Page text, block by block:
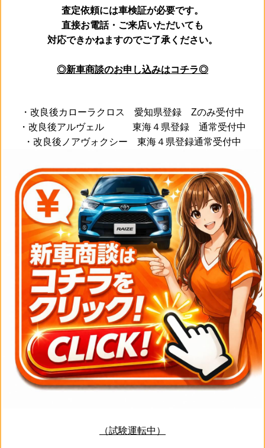
査定依頼には車検証が必要です。
直接お電話・ご来店いただいても
対応できかねますのでご了承ください。
◎新車商談のお申し込みはコチラ◎
・改良後カローラクロス 愛知県登録 Zのみ受付中
・改良後アルヴェル 東海４県登録 通常受付中
・改良後ノアヴォクシー 東海４県登録通常受付中
（試験運転中）